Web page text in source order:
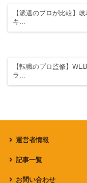
【派遣のプロが比較】
キ…
【転職のプロ監修】
ラ…
運営者情報
記事一覧
お問い合わせ